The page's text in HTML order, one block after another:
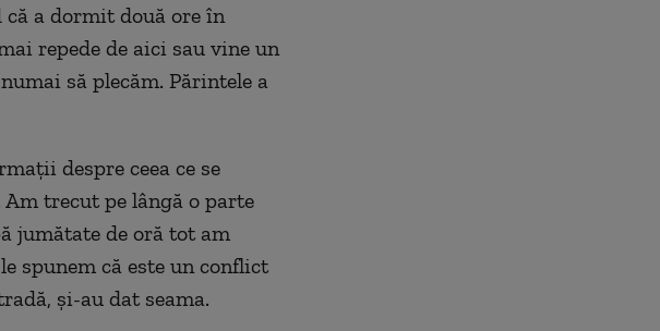
a dormit două ore în
repede de aici sau vine un
să plecăm. Părintele a
despre ceea ce se
trecut pe lângă o parte
jumătate de oră tot am
spunem că este un conflict
și-au dat seama.